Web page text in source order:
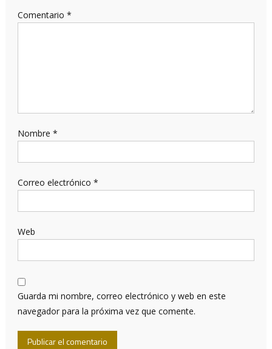
Comentario *
Nombre *
Correo electrónico *
Web
Guarda mi nombre, correo electrónico y web en este
navegador para la próxima vez que comente.